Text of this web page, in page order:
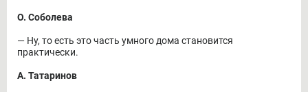
О. Соболева
― Ну, то есть это часть умного дома становится
практически.
А. Татаринов